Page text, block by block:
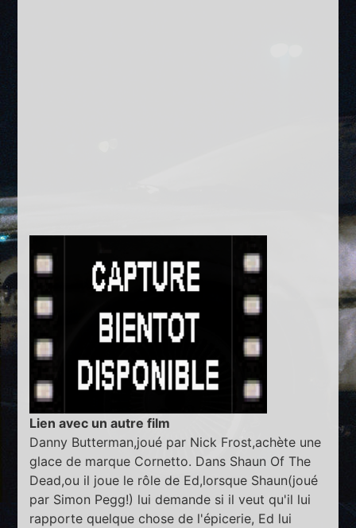
Lien avec un autre film
Danny Butterman,joué par Nick Frost,achète une
glace de marque Cornetto. Dans Shaun Of The
Dead,ou il joue le rôle de Ed,lorsque Shaun(joué
par Simon Pegg!) lui demande si il veut qu'il lui
rapporte quelque chose de l'épicerie, Ed lui